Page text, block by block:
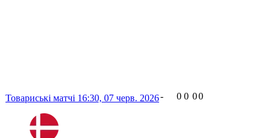
Товариські матчі 16:30, 07 черв. 2026- 0 0 00